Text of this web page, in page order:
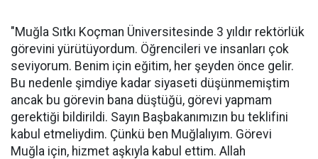
"Muğla Sıtkı Koçman Üniversitesinde 3 yıldır rektörlük
görevini yürütüyordum. Öğrencileri ve insanları çok
seviyorum. Benim için eğitim, her şeyden önce gelir.
Bu nedenle şimdiye kadar siyaseti düşünmemiştim
ancak bu görevin bana düştüğü, görevi yapmam
gerektiği bildirildi. Sayın Başbakanımızın bu teklifini
kabul etmeliydim. Çünkü ben Muğlalıyım. Görevi
Muğla için, hizmet aşkıyla kabul ettim. Allah